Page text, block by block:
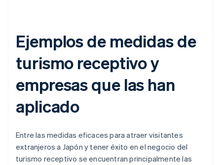
Ejemplos de medidas de
turismo receptivo y
empresas que las han
aplicado
Entre las medidas eficaces para atraer visitantes
extranjeros a Japón y tener éxito en el negocio del
turismo receptivo se encuentran principalmente las